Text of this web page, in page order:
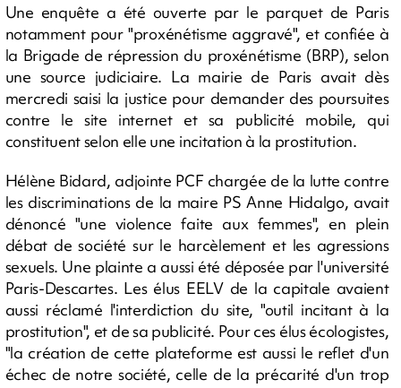
Une enquête a été ouverte par le parquet de Paris
notamment pour "proxénétisme aggravé", et confiée à
la Brigade de répression du proxénétisme (BRP), selon
une source judiciaire. La mairie de Paris avait dès
mercredi saisi la justice pour demander des poursuites
contre le site internet et sa publicité mobile, qui
constituent selon elle une incitation à la prostitution.
Hélène Bidard, adjointe PCF chargée de la lutte contre
les discriminations de la maire PS Anne Hidalgo, avait
dénoncé "une violence faite aux femmes", en plein
débat de société sur le harcèlement et les agressions
sexuels. Une plainte a aussi été déposée par l'université
Paris-Descartes. Les élus EELV de la capitale avaient
aussi réclamé l'interdiction du site, "outil incitant à la
prostitution", et de sa publicité. Pour ces élus écologistes,
"la création de cette plateforme est aussi le reflet d'un
échec de notre société, celle de la précarité d'un trop